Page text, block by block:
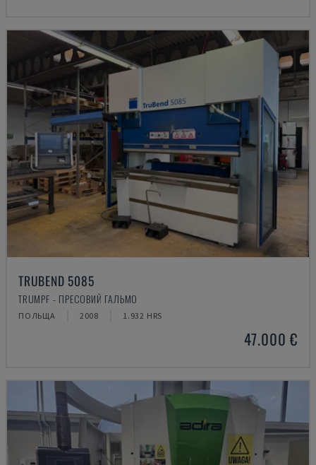
TRUBEND 5085
TRUMPF - ПРЕСОВИЙ ГАЛЬМО
ПОЛЬЩА 2008 1.932 HRS
47.000 €